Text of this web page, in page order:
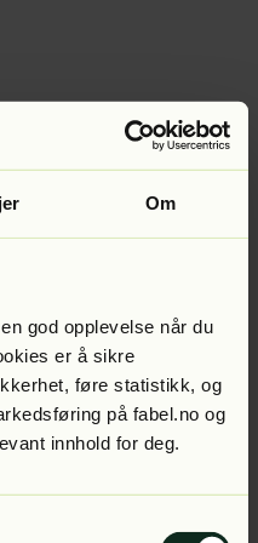
Om
god opplevelse når du
er å sikre
føre statistikk, og
på fabel.no og
innhold for deg.